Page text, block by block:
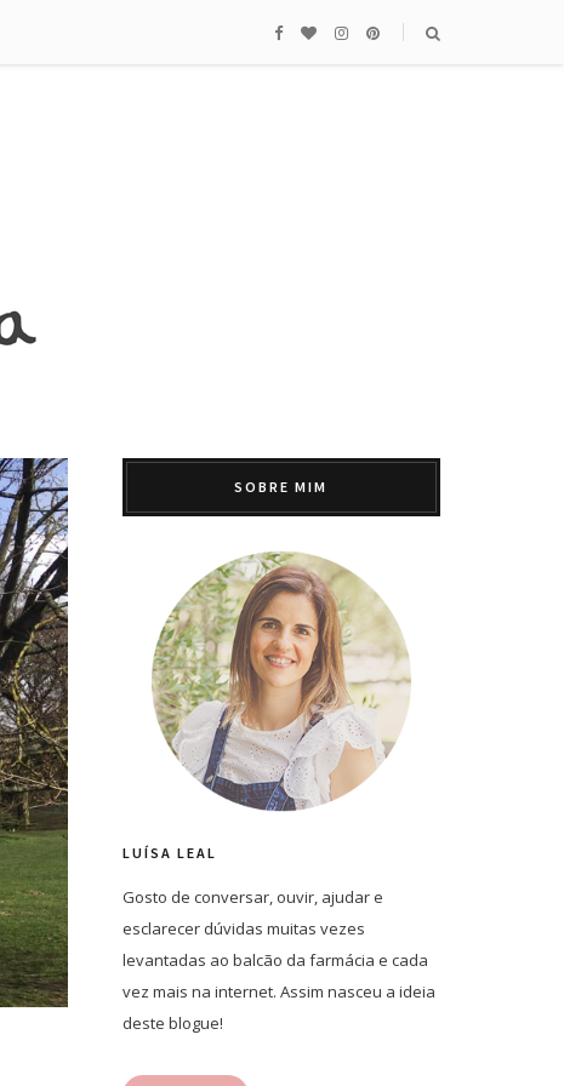
SOBRE MIM
LUÍSA LEAL
Gosto de conversar, ouvir, ajudar e
esclarecer dúvidas muitas vezes
levantadas ao balcão da farmácia e cada
vez mais na internet. Assim nasceu a ideia
deste blogue!